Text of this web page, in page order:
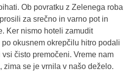
Ob povratku z Zelenega roba
za srečno in varno pot in
Ker nismo hoteli zamudit
okusnem okrepčilu hitro podali
čisto premočeni. Vreme nam
zima se je vrnila v našo deželo.